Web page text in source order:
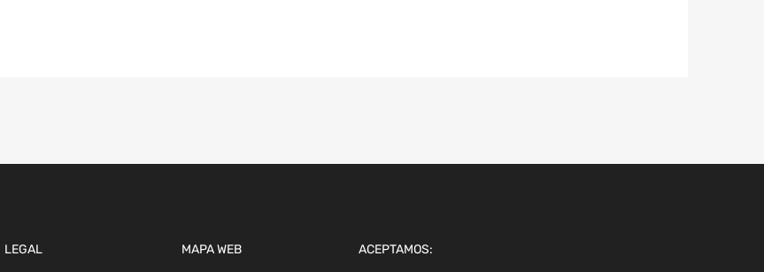
LEGAL MAPA WEB ACEPTAMOS: